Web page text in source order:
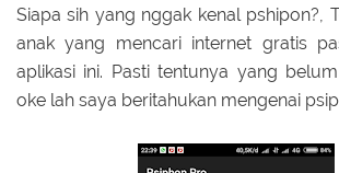
Siapa sih yang nggak kenal pshipon?,
anak yang mencari internet gratis
aplikasi ini. Pasti tentunya yang
oke lah saya beritahukan mengenai